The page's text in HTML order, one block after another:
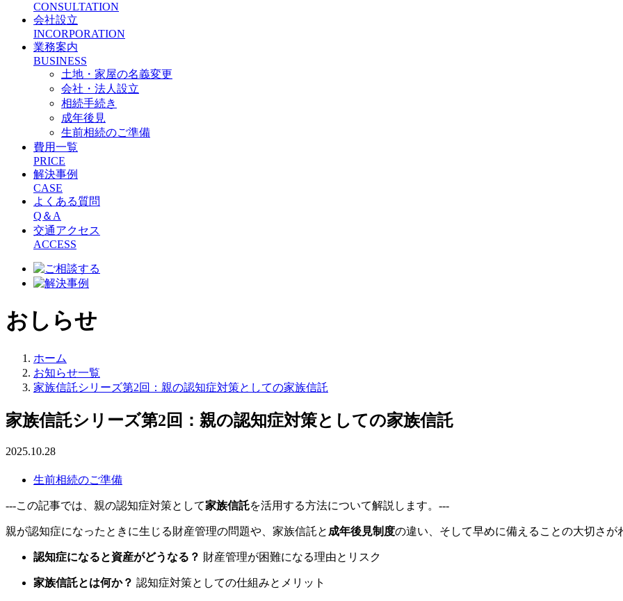
CONSULTATION
会社設立
INCORPORATION
業務案内
BUSINESS
土地・家屋の名義変更
会社・法人設立
相続手続き
成年後見
生前相続のご準備
費用一覧
PRICE
解決事例
CASE
よくある質問
Q＆A
交通アクセス
ACCESS
おしらせ
ホーム
お知らせ一覧
家族信託シリーズ第2回：親の認知症対策としての家族信託
家族信託シリーズ第2回：親の認知症対策としての家族信託
2025.10.28
生前相続のご準備
---この記事では、親の認知症対策として家族信託を活用する方法について解説します。---
親が認知症になったときに生じる財産管理の問題や、家族信託と 成年後見制度の違い、そして早めに備えることの大切さが
認知症になると資産がどうなる？ 財産管理が困難になる理由とリスク
家族信託とは何か？ 認知症対策としての仕組みとメリット